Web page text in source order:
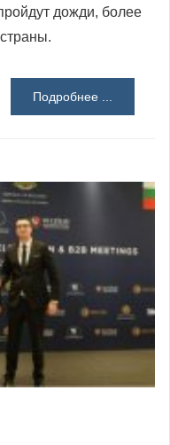
дожди, более
Подробнее ...